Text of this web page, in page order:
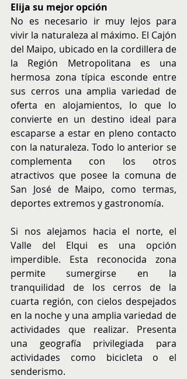
Elija su mejor opción
No es necesario ir muy lejos para
vivir la naturaleza al máximo. El Cajón
del Maipo, ubicado en la cordillera de
la Región Metropolitana es una
hermosa zona típica esconde entre
sus cerros una amplia variedad de
oferta en alojamientos, lo que lo
convierte en un destino ideal para
escaparse a estar en pleno contacto
con la naturaleza. Todo lo anterior se
complementa con los otros
atractivos que posee la comuna de
San José de Maipo, como termas,
deportes extremos y gastronomía.
Si nos alejamos hacia el norte, el
Valle del Elqui es una opción
imperdible. Esta reconocida zona
permite sumergirse en la
tranquilidad de los cerros de la
cuarta región, con cielos despejados
en la noche y una amplia variedad de
actividades que realizar. Presenta
una geografía privilegiada para
actividades como bicicleta o el
senderismo.